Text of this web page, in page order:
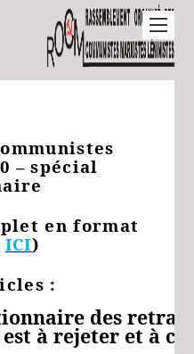
– spécial
en format
ICI)
:
des
à rejeter et à